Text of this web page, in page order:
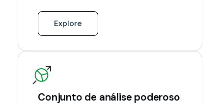
Explore
Conjunto de análise poderoso